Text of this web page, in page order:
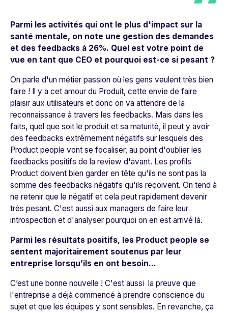
Parmi les activités qui ont le plus d'impact sur la
santé mentale, on note une gestion des demandes
et des feedbacks à 26%. Quel est votre point de
vue en tant que CEO et pourquoi est-ce si pesant ?
On parle d'un métier passion où les gens veulent très bien
faire ! Il y a cet amour du Produit, cette envie de faire
plaisir aux utilisateurs et donc on va attendre de la
reconnaissance à travers les feedbacks. Mais dans les
faits, quel que soit le produit et sa maturité, il peut y avoir
des feedbacks extrêmement négatifs sur lesquels des
Product people vont se focaliser, au point d'oublier les
feedbacks positifs de la review d'avant. Les profils
Product doivent bien garder en tête qu'ils ne sont pas la
somme des feedbacks négatifs qu'ils reçoivent. On tend à
ne retenir que le négatif et cela peut rapidement devenir
très pesant. C'est aussi aux managers de faire leur
introspection et d'analyser pourquoi on en est arrivé là.
Parmi les résultats positifs, les Product people se
sentent majoritairement soutenus par leur
entreprise lorsqu’ils en ont besoin…
C’est une bonne nouvelle ! C'est aussi la preuve que
l'entreprise a déjà commencé à prendre conscience du
sujet et que les équipes y sont sensibles. En revanche, ça